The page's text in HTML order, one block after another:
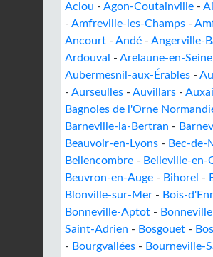
Aclou - Agon-Coutainville -
- Amfreville-les-Champs -
Ancourt - Andé - Angerville-
Ardouval
- Arelaune-en-Seine
Aubermesnil-aux-Érables -
- Aurseulles - Auvillars -
Bagnoles de l'Orne
Barneville-la-Bertran -
Beauvoir-en-Lyons - Bec-de-
Bellencombre - Belleville-en-
Beuvron-en-Auge - Bihorel -
Blonville-sur-Mer - Bois-
Bonneville-Aptot -
Saint-Adrien - Bosgouet -
- Bourgvallées - Bourneville-